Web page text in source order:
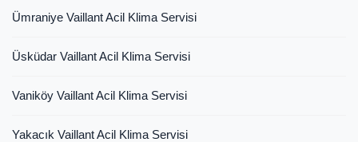
Ümraniye Vaillant Acil Klima Servisi
Üsküdar Vaillant Acil Klima Servisi
Vaniköy Vaillant Acil Klima Servisi
Yakacık Vaillant Acil Klima Servisi